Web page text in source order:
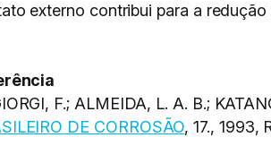
externo contribui para a redução
F.; ALMEIDA, L. A. B.;
DE CORROSÃO, 17.,